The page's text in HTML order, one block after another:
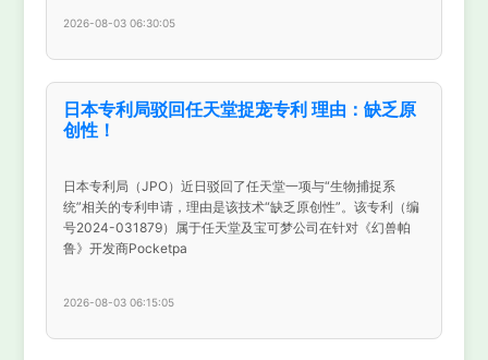
2026-08-03 06:30:05
日本专利局驳回任天堂捉宠专利 理由：缺乏原
创性！
日本专利局（JPO）近日驳回了任天堂一项与“生物捕捉系
统”相关的专利申请，理由是该技术“缺乏原创性”。该专利（编
号2024-031879）属于任天堂及宝可梦公司在针对《幻兽帕
鲁》开发商Pocketpa
2026-08-03 06:15:05